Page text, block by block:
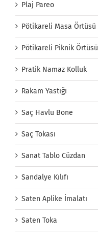
Plaj Pareo
Pötikareli Masa Örtüsü
Pötikareli Piknik Örtüsü
Pratik Namaz Kolluk
Rakam Yastığı
Saç Havlu Bone
Saç Tokası
Sanat Tablo Cüzdan
Sandalye Kılıfı
Saten Aplike İmalatı
Saten Toka